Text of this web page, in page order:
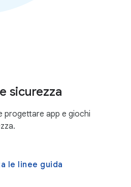
sicurezza
progettare app e giochi
le linee guida